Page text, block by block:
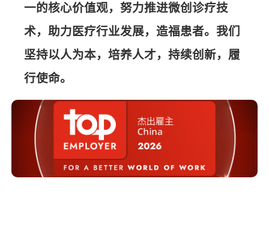
一的核心价值观，努力推进微创诊疗技
术，助力医疗行业发展，造福患者。我们
坚持以人为本，培养人才，持续创新，履
行使命。